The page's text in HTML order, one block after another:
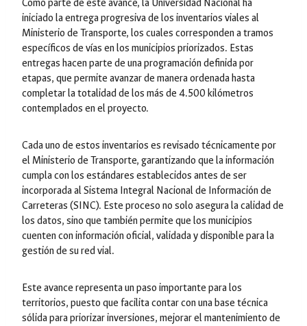
Como parte de este avance, la Universidad Nacional ha
iniciado la entrega progresiva de los inventarios viales al
Ministerio de Transporte, los cuales corresponden a tramos
específicos de vías en los municipios priorizados. Estas
entregas hacen parte de una programación definida por
etapas, que permite avanzar de manera ordenada hasta
completar la totalidad de los más de 4.500 kilómetros
contemplados en el proyecto.
Cada uno de estos inventarios es revisado técnicamente por
el Ministerio de Transporte, garantizando que la información
cumpla con los estándares establecidos antes de ser
incorporada al Sistema Integral Nacional de Información de
Carreteras (SINC). Este proceso no solo asegura la calidad de
los datos, sino que también permite que los municipios
cuenten con información oficial, validada y disponible para la
gestión de su red vial.
Este avance representa un paso importante para los
territorios, puesto que facilita contar con una base técnica
sólida para priorizar inversiones, mejorar el mantenimiento de